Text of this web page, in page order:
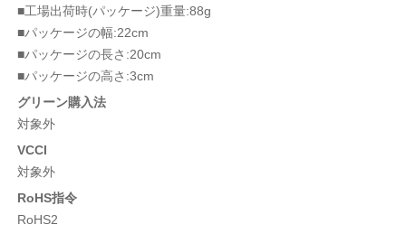
■工場出荷時(パッケージ)重量:88g
■パッケージの幅:22cm
■パッケージの長さ:20cm
■パッケージの高さ:3cm
グリーン購入法
対象外
VCCI
対象外
RoHS指令
RoHS2